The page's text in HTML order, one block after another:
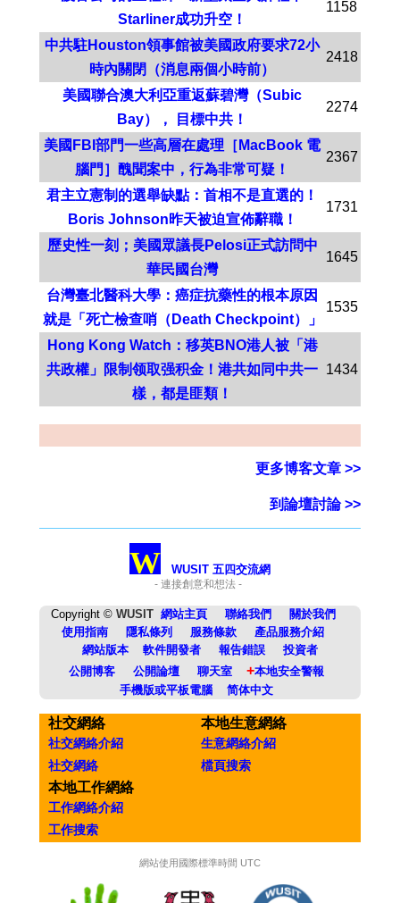
Starliner成功升空！
1158
中共駐Houston領事館被美國政府要求72小
時內關閉（消息兩個小時前）
2418
美國聯合澳大利亞重返蘇碧灣（Subic
Bay）， 目標中共！
2274
美國FBI部門一些高層在處理［MacBook 電
腦門］醜聞案中，行為非常可疑！
2367
君主立憲制的選舉缺點：首相不是直選的！
Boris Johnson昨天被迫宣佈辭職！
1731
歷史性一刻；美國眾議長Pelosi正式訪問中
華民國台灣
1645
台灣臺北醫科大學：癌症抗藥性的根本原因
就是「死亡檢查哨（Death Checkpoint）」
1535
Hong Kong Watch：移英BNO港人被「港
共政權」限制领取强积金！港共如同中共一
樣，都是匪類！
1434
更多博客文章 >>
到論壇討論 >>
W WUSIT 五四交流網
- 連接創意和想法 -
Copyright © WUSIT 網站主頁 聯絡我們
關於我們
使用指南
隱私條列 服務條款
產品服務介紹
網站版本
軟件開發者 報告錯誤
投資者
公開博客
公開論壇 聊天室 +本地安全警報
手機版或平板電腦
简体中文
社交網絡
社交網絡介紹
社交網絡
本地生意網絡
生意網絡介紹
檔頁搜索
本地工作網絡
工作網絡介紹
工作搜索
網站使用國際標準時間 UTC